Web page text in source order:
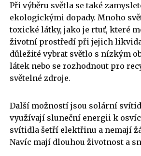
Při výběru světla se také
ekologickými dopady. Mnoho
toxické látky, jako je rtuť, které
životní prostředí při jejich
důležité vybrat světlo s nízkým
látek nebo se rozhodnout pro
světelné zdroje.
Další možností jsou solární
využívají sluneční energii k
svítidla šetří elektřinu a nemají
Navíc mají dlouhou životnost a